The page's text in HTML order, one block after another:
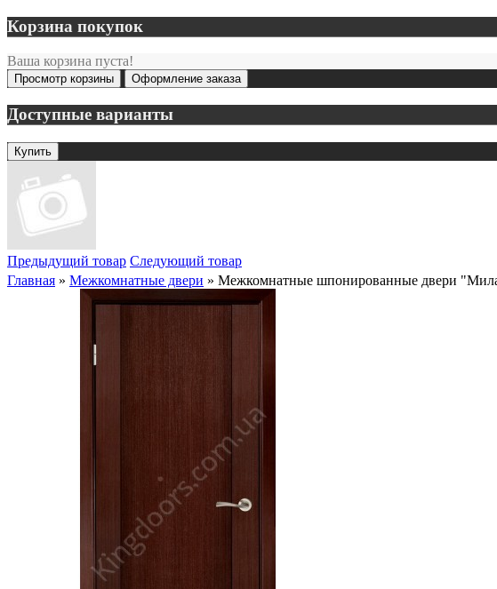
Корзина покупок
Ваша корзина пуста!
Просмотр корзины Оформление заказа
Доступные варианты
Предыдущий товар Следующий товар
Главная » Межкомнатные двери » Межкомнатные шпонированные двери